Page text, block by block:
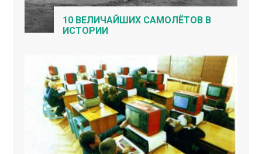
10 ВЕЛИЧАЙШИХ САМОЛЁТОВ В
ИСТОРИИ